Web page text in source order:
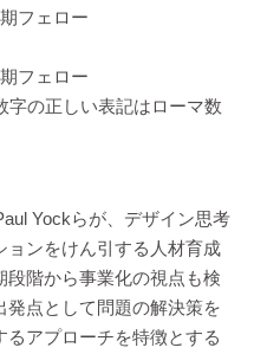
フェロー
フェロー
正しい表記はローマ数
Yockらが、デザイン思考
ョンをけん引する人材育成
段階から事業化の視点も検
点として問題の解決策を
アプローチを特徴とする